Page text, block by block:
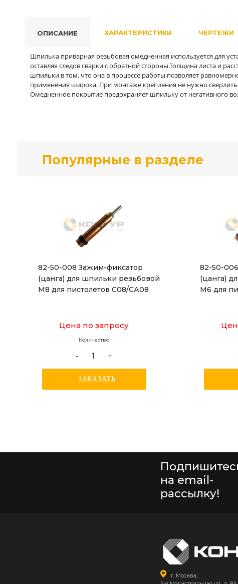
ОПИСАНИЕ
Шпилька приварная резьбовая омедненная используется для
оставляя следов сварки с обратной стороны.Толщина листа и
шпильки в том, что она в процессе работы позволяет
применения широка. При монтаже крепления не нужно сверлить
Омедненное покрытие предохраняет шпильку от негативного
ХАРАКТЕРИСТИКИ ЧЕРТЕЖИ
Популярные в разделе
82-50-008 Зажим-фиксатор
(цанга) для шпильки резьбовой
М8 для пистолетов С08/СА08
Цена по запросу
Количество
- +
ЗАКАЗАТЬ
82-50-
(цанга)
М6 для
на email-
рассылку!
г. Москва,